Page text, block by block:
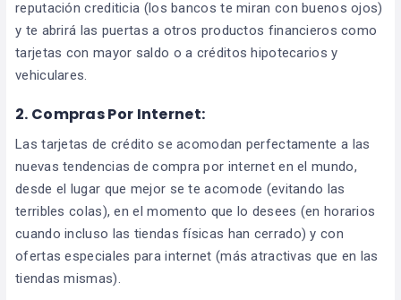
reputación crediticia (los bancos te miran con buenos ojos)
y te abrirá las puertas a otros productos financieros como
tarjetas con mayor saldo o a créditos hipotecarios y
vehiculares.
2. Compras Por Internet:
Las tarjetas de crédito se acomodan perfectamente a las
nuevas tendencias de compra por internet en el mundo,
desde el lugar que mejor se te acomode (evitando las
terribles colas), en el momento que lo desees (en horarios
cuando incluso las tiendas físicas han cerrado) y con
ofertas especiales para internet (más atractivas que en las
tiendas mismas).